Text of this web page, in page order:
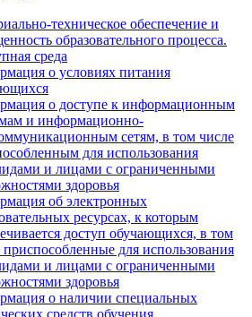
техническое обеспечение и
образовательного процесса.
среда
о условиях питания
о доступе к информационным
и информационно-
сетям, в том числе
для использования
и лицами с ограниченными
здоровья
об электронных
ресурсах, к которым
доступ обучающихся, в том
приспособленные для использования
и лицами с ограниченными
здоровья
о наличии специальных
средств обучения